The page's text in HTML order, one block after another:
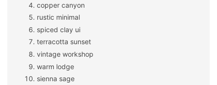
copper canyon
rustic minimal
spiced clay ui
terracotta sunset
vintage workshop
warm lodge
sienna sage